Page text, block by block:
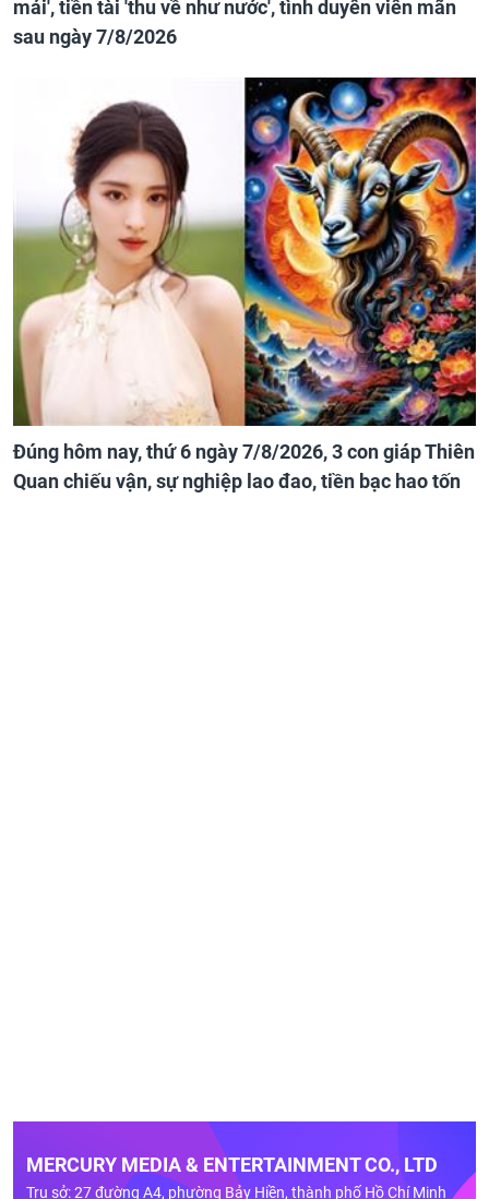
mái', tiền tài 'thu về như nước', tình duyên viên mãn
sau ngày 7/8/2026
Đúng hôm nay, thứ 6 ngày 7/8/2026, 3 con giáp Thiên
Quan chiếu vận, sự nghiệp lao đao, tiền bạc hao tốn
MERCURY MEDIA & ENTERTAINMENT CO., LTD
Trụ sở: 27 đường A4, phường Bảy Hiền, thành phố Hồ Chí Minh